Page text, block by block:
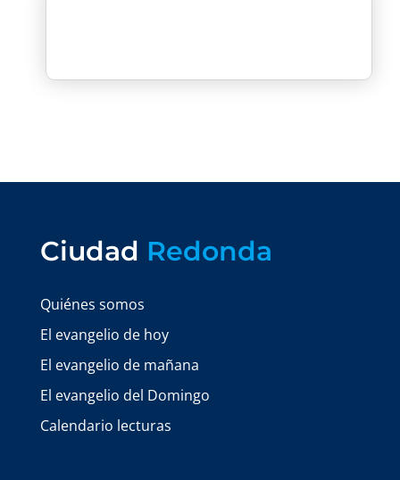
Ciudad Redonda
Quiénes somos
El evangelio de hoy
El evangelio de mañana
El evangelio del Domingo
Calendario lecturas